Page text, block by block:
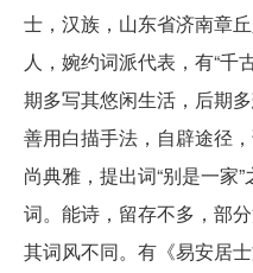
士，汉族，山东省济南章
人，婉约词派代表，有“千
期多写其悠闲生活，后期
善用白描手法，自辟途径
尚典雅，提出词“别是一家
词。能诗，留存不多，部
其词风不同。有《易安居